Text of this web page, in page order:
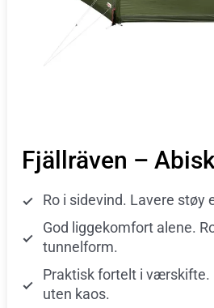
Fjällräven –
Ro i sidevind. Lavere støy
God liggekomfort alene.
tunnelform.
Praktisk fortelt i
uten kaos.